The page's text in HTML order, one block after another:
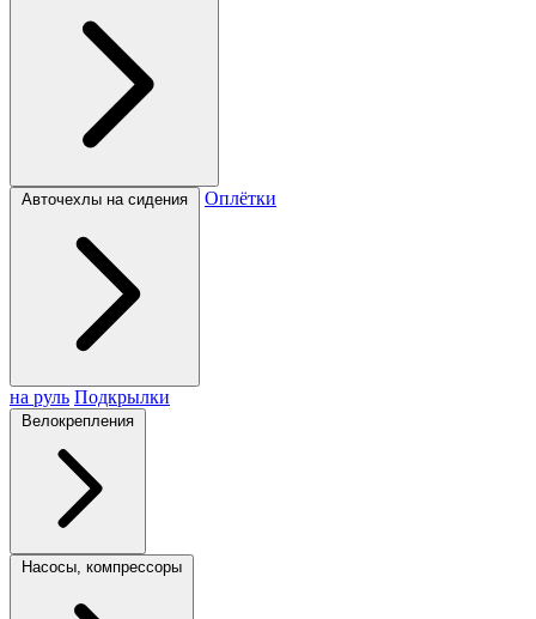
Авточехлы на сидения Оплётки
на руль Подкрылки
Велокрепления
Насосы, компрессоры